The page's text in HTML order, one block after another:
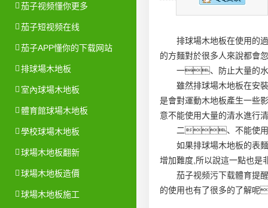
茄子视频懂你更多
茄子短视频在线
茄子APP懂你的下载网站
排球場木地板
室內球場木地板
體育館球場木地板
學校球場木地板
球場木地板翻新
球場木地板造價
球場木地板施工
排球場木地板在使用的
的方麵對於很多人來說都
一、防止大量的水
雖然排球場木地板在
是會對運動木地板產生一些
意不能使用大量的清水進
二、不能使用
如果排球場木地板的表
增加難度,所以說這一點也是
茄子视频污下载體育提
的使用也有了很多的了解